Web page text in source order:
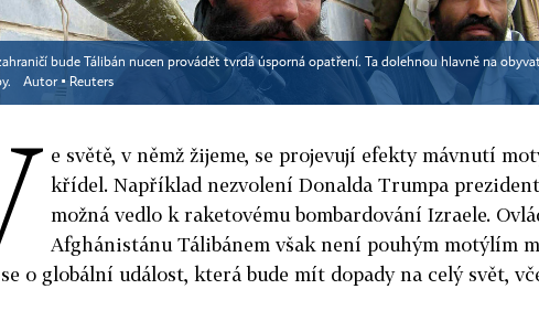
bude Tálibán nucen provádět tvrdá úsporná opatření. Ta dolehnou hlavně na
Autor ▪ Reuters
e světě, v němž žijeme, se projevují efekty mávnutí
křídel. Například nezvolení Donalda Trumpa
možná vedlo k raketovému bombardování Izraele.
Afghánistánu Tálibánem však není pouhým motýlím
o globální událost, která bude mít dopady na celý svět,